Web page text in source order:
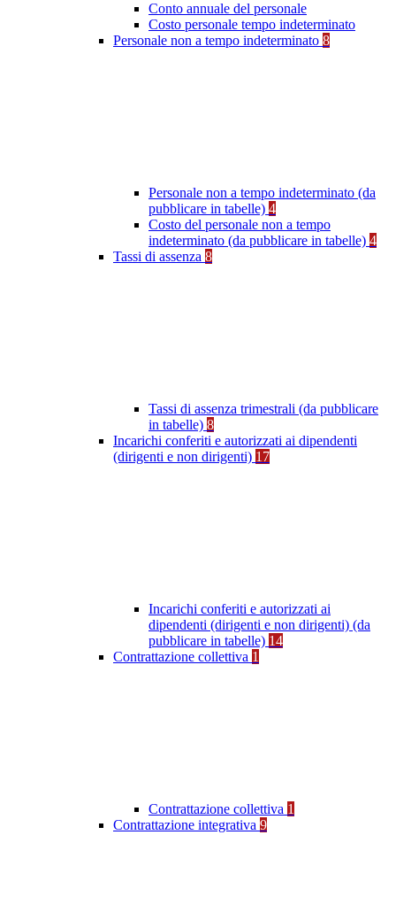
Conto annuale del personale
Costo personale tempo indeterminato
Personale non a tempo indeterminato 8
Personale non a tempo indeterminato (da
pubblicare in tabelle) 4
Costo del personale non a tempo
indeterminato (da pubblicare in tabelle) 4
Tassi di assenza 8
Tassi di assenza trimestrali (da pubblicare
in tabelle) 8
Incarichi conferiti e autorizzati ai dipendenti
(dirigenti e non dirigenti) 17
Incarichi conferiti e autorizzati ai
dipendenti (dirigenti e non dirigenti) (da
pubblicare in tabelle) 14
Contrattazione collettiva 1
Contrattazione collettiva 1
Contrattazione integrativa 9